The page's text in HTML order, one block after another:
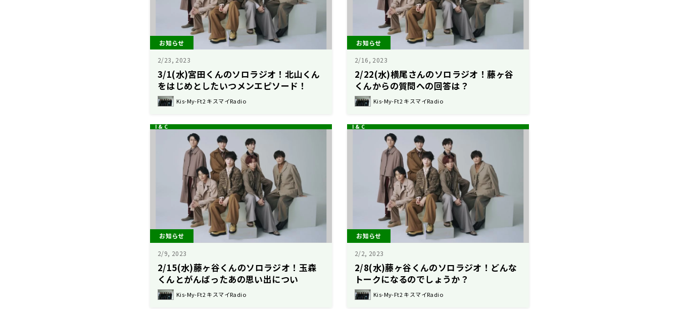
お知らせ
2/23, 2023
3/1(水)宮田くんのソロラジオ！北山くん
をはじめとしたいつメンエピソード！
Kis-My-Ft2 キスマイRadio
お知らせ
2/16, 2023
2/22(水)横尾さんのソロラジオ！藤ヶ谷
くんからの質問への回答は？
Kis-My-Ft2 キスマイRadio
お知らせ
2/9, 2023
2/15(水)藤ヶ谷くんのソロラジオ！玉森
くんとがんばったあの思い出につい
て・・・Kis-My-Ft2 キスマイRadio
お知らせ
2/2, 2023
2/8(水)藤ヶ谷くんのソロラジオ！どんな
トークになるのでしょうか？
Kis-My-Ft2 キスマイRadio